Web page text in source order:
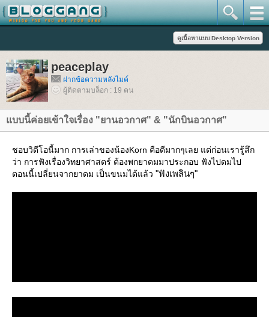
peaceplay
ฝากข้อความหลังไมค์
ผู้ติดตามบล็อก : 19 คน
บบนี้ค่อยเข้าใจเรื่อง "ยานอวกาศ" & "นักบินอวกาศ"
ชอบวิดีโอนี้มาก การเล่าของน้องKorn คือดีมากๆเลย แต่ก่อนเรารู้สึก
ว่า การฟังเรื่องวิทยาศาสตร์ ต้องพกยาดมมาประกอบ ฟังไปดมไป
ตอนนี้เปลี่ยนจากยาดม เป็นขนมได้แล้ว "ฟังเพลินๆ"